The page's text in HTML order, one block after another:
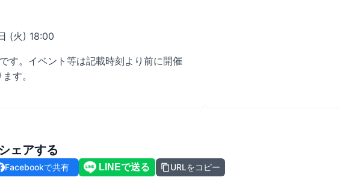
(火) 18:00
す。イベント等は記載時刻より前に開催
す。
ェアする
Facebookで共有 URLをコピー